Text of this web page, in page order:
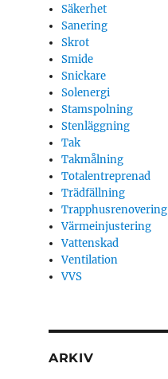
Säkerhet
Sanering
Skrot
Smide
Snickare
Solenergi
Stamspolning
Stenläggning
Tak
Takmålning
Totalentreprenad
Trädfällning
Trapphusrenovering
Värmeinjustering
Vattenskad
Ventilation
VVS
ARKIV